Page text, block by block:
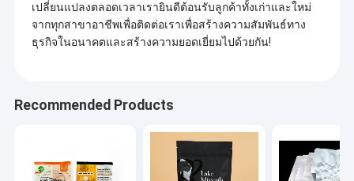
เปลี่ยนแปลงตลอดเวลาเรายินดีต้อนรับลูกค้าทั้งเก่าและใหม่
จากทุกสาขาอาชีพเพื่อติดต่อเราเพื่อสร้างความสัมพันธ์ทาง
ธุรกิจในอนาคตและสร้างความยอดเยี่ยมไปด้วยกัน!
Recommended Products